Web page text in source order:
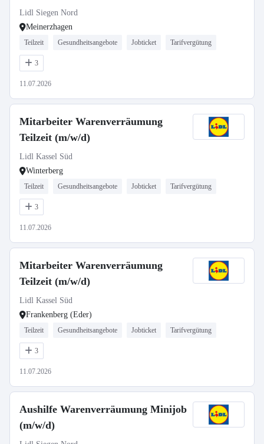
Lidl Siegen Nord
Meinerzhagen
Teilzeit Gesundheitsangebote Jobticket Tarifvergütung
3
11.07.2026
Mitarbeiter Warenverräumung
Teilzeit (m/w/d)
Lidl Kassel Süd
Winterberg
Teilzeit Gesundheitsangebote Jobticket Tarifvergütung
3
11.07.2026
Mitarbeiter Warenverräumung
Teilzeit (m/w/d)
Lidl Kassel Süd
Frankenberg (Eder)
Teilzeit Gesundheitsangebote Jobticket Tarifvergütung
3
11.07.2026
Aushilfe Warenverräumung Minijob
(m/w/d)